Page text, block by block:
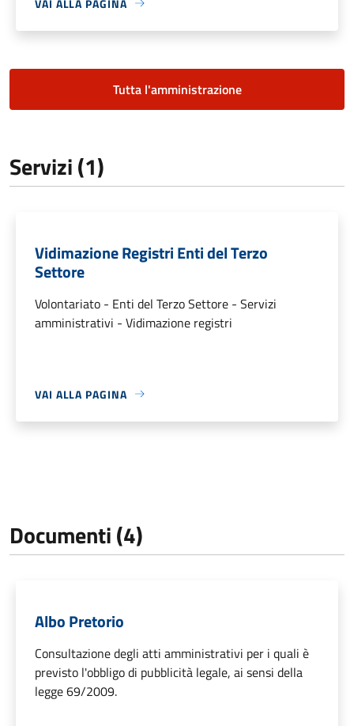
VAI ALLA PAGINA
Tutta l'amministrazione
Servizi (1)
Vidimazione Registri Enti del Terzo
Settore
Volontariato - Enti del Terzo Settore - Servizi
amministrativi - Vidimazione registri
VAI ALLA PAGINA
Documenti (4)
Albo Pretorio
Consultazione degli atti amministrativi per i quali è
previsto l'obbligo di pubblicità legale, ai sensi della
legge 69/2009.